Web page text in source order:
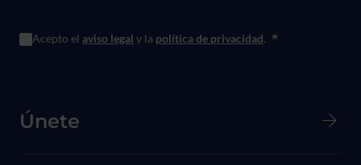
Acepto el aviso legal y la política de privacidad. *
Menú principal de Pie de página
Únete